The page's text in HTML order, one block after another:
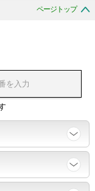
ページトップ